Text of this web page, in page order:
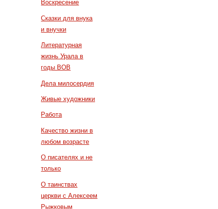
Воскресение
Сказки для внука
и внучки
Литературная
жизнь Урала в
годы ВОВ
Дела милосердия
Живые художники
Работа
Качество жизни в
любом возрасте
О писателях и не
только
О таинствах
церкви с Алексеем
Рыжковым